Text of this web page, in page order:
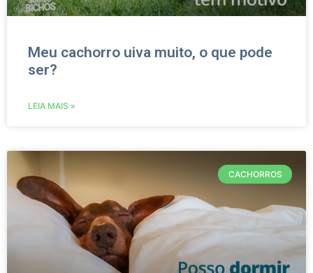
Meu cachorro uiva muito, o que pode
ser?
LEIA MAIS »
CACHORROS